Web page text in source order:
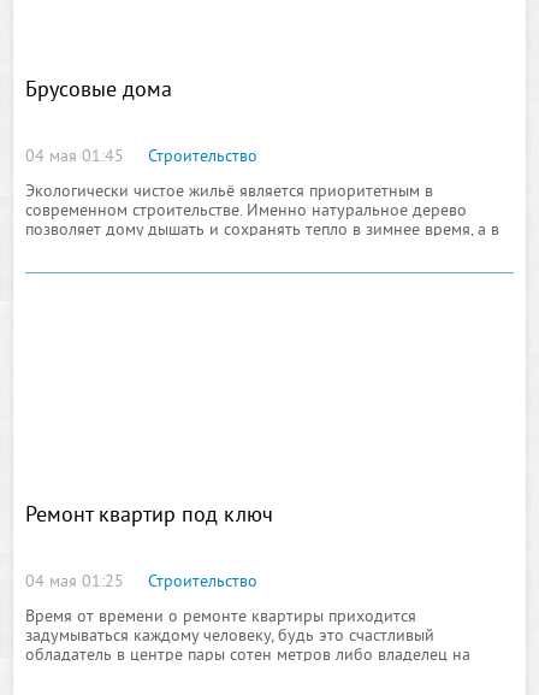
Брусовые дома
04 мая 01:45
Строительство
Экологически чистое жильё является приоритетным в
современном строительстве. Именно натуральное дерево
позволяет дому дышать и сохранять тепло в зимнее время, а в
Саморегулирование
Ремонт квартир под ключ
04 мая 01:25
Строительство
Время от времени о ремонте квартиры приходится
задумываться каждому человеку, будь это счастливый
обладатель в центре пары сотен метров либо владелец на